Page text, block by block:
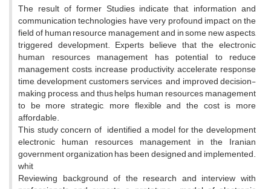
The result of former Studies indicate that, information and
communication technologies have very profound impact on the
field of human resource management and in some new aspects,
triggered development. Experts believe that the electronic
human resources management has potential to reduce
management costs, increase productivity, accelerate response
time, development customers services and improved decision-
making process, and thus helps human resources management
to be more strategic, more flexible and the cost is more
affordable.
This study concern of identified a model for the development
electronic human resources management in the Iranian
government organization has been designed and implemented.
whit
Reviewing background of the research and interview with